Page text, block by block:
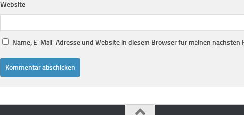
Website
Name, E-Mail-Adresse und Website in diesem Browser für meinen nächsten